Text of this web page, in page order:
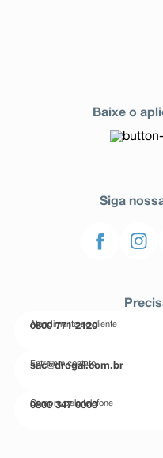
Baixe o
Siga
Atendimento ao cliente
0800 771 2120
Entre em contato
sac@drogal.com.br
Compre pelo telefone
0800 347 0000